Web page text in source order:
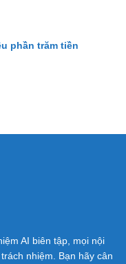
phần trăm tiền
AI biên tập, mọi nội
nhiệm. Bạn hãy cân